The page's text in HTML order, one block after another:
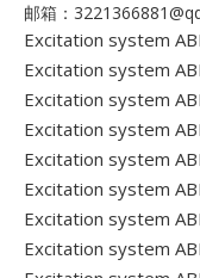
邮箱：
Excitation system
Excitation system
Excitation system
Excitation system
Excitation system
Excitation system
Excitation system
Excitation system